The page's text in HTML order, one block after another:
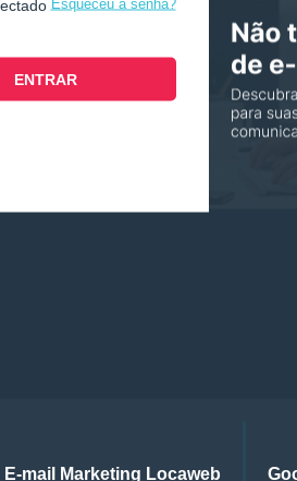
Esqueceu a senha?
E-mail Marketing Locaweb